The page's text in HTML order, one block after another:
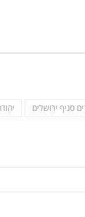
סניף ירושלים